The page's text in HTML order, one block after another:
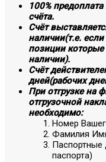
100%
счёта.
Счёт
наличии(т.е.
позиции которые
наличии).
Счёт
дней(рабочих
При отгрузке на
отгрузочной
необходимо:
Номер
Фамилия
Паспортные
паспорта)